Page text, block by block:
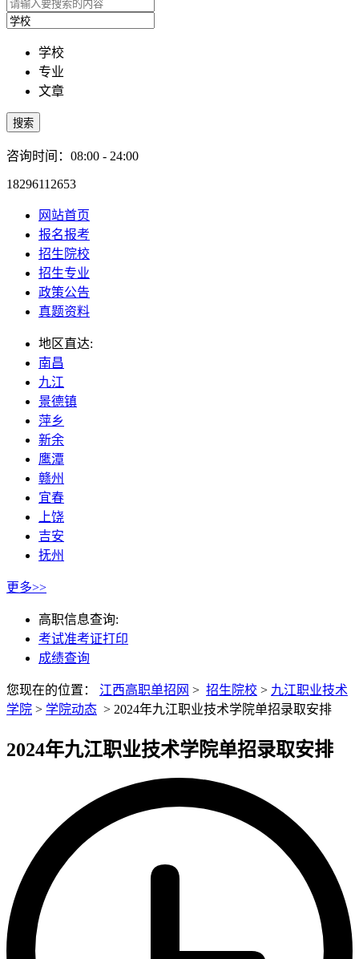
学校
专业
文章
搜索
咨询时间：08:00 - 24:00
18296112653
网站首页
报名报考
招生院校
招生专业
政策公告
真题资料
地区直达:
南昌
九江
景德镇
萍乡
新余
鹰潭
赣州
宜春
上饶
吉安
抚州
更多>>
高职信息查询:
考试准考证打印
成绩查询
您现在的位置： 江西高职单招网 > 招生院校 > 九江职业技术
学院 > 学院动态 > 2024年九江职业技术学院单招录取安排
2024年九江职业技术学院单招录取安排